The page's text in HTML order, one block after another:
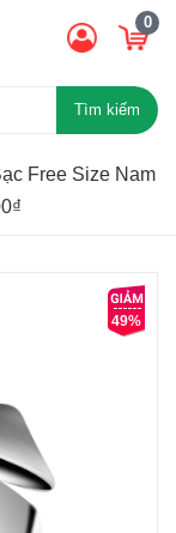
0
Tìm kiếm
Free Size Nam
49%